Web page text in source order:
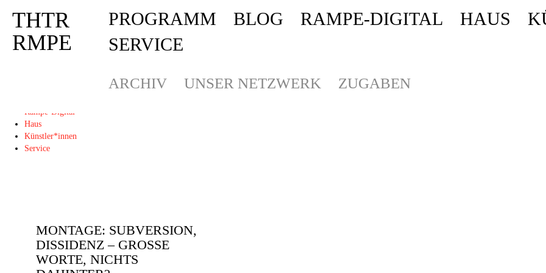
Deprecated : Die Funktion post_permalink ist seit Version 4.4.0 veraltet! Verwende stattdessen get_permalink(). in /homepages/10/d43051023/htdocs/
THTR
RMPE
Rampe-Digital
Haus
Künstler*innen
Service
THTR
RMPE
PROGRAMM BLOG RAMPE-DIGITAL HAUS
SERVICE
ARCHIV UNSER NETZWERK ZUGABEN
MONTAGE: SUBVERSION,
DISSIDENZ – GROSSE W
ORTE, NICHTS D